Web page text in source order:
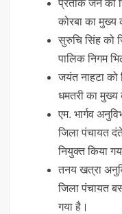
प्रतीक जैन को
कोरबा का मुख्य
सुरुचि सिंह को
पालिक निगम
जयंत नाहटा को
धमतरी का मुख्य
एम. भार्गव
जिला पंचायत
नियुक्त किया
तनय खत्रा
जिला पंचायत
गया है।